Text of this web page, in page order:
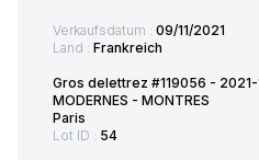
Verkaufsdatum : 09/11/2021
Land : Frankreich
Gros delettrez #119056 - 2021-
MODERNES - MONTRES
Paris
Lot ID : 54